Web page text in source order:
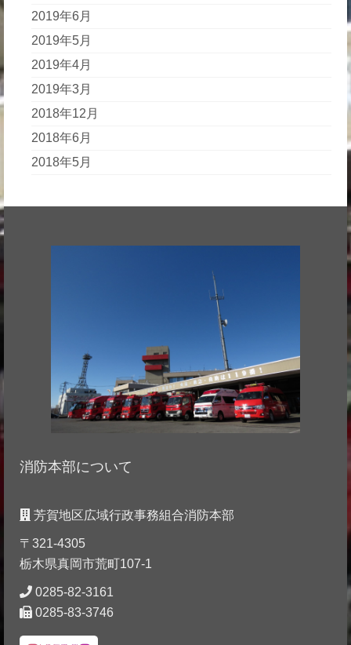
2019年6月
2019年5月
2019年4月
2019年3月
2018年12月
2018年6月
2018年5月
消防本部について
芳賀地区広域行政事務組合消防本部
〒321-4305
栃木県真岡市荒町107-1
0285-82-3161
0285-83-3746